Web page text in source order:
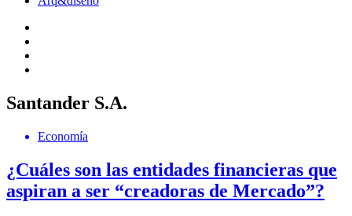
Santander S.A.
Economía
¿Cuáles son las entidades financieras que
aspiran a ser “creadoras de Mercado”?